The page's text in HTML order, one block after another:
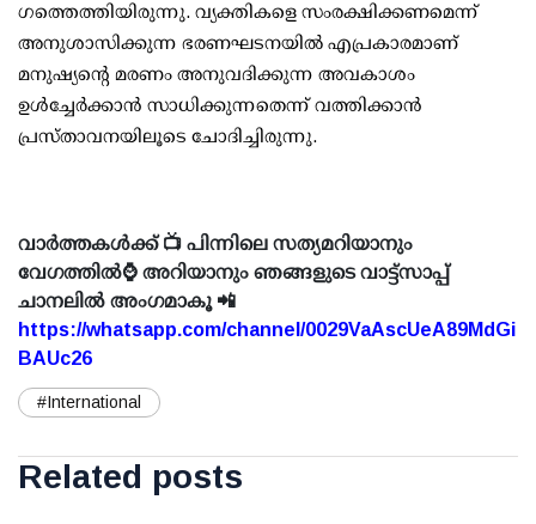
ഗത്തെത്തിയിരുന്നു. വ്യക്തികളെ സംരക്ഷിക്കണമെന്ന്
അനുശാസിക്കുന്ന ഭരണഘടനയിൽ എപ്രകാരമാണ്
മനുഷ്യന്റെ മരണം അനുവദിക്കുന്ന അവകാശം
ഉൾച്ചേർക്കാൻ സാധിക്കുന്നതെന്ന് വത്തിക്കാൻ
പ്രസ്താവനയിലൂടെ ചോദിച്ചിരുന്നു.
വാർത്തകൾക്ക് 📺 പിന്നിലെ സത്യമറിയാനും
വേഗത്തിൽ⌚ അറിയാനും ഞങ്ങളുടെ വാട്ട്സാപ്പ്
ചാനലിൽ അംഗമാകൂ 📲
https://whatsapp.com/channel/0029VaAscUeA89MdGi
BAUc26
#International
Related posts